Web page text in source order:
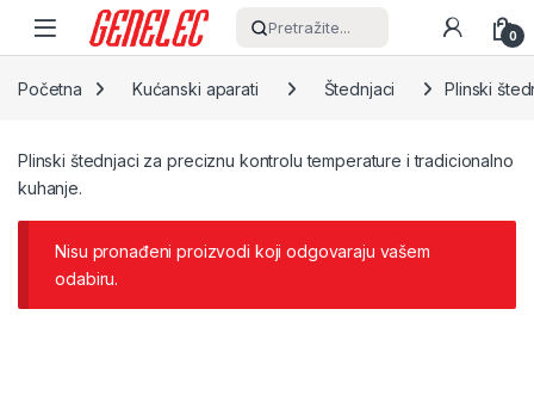
Skip to navigation
Skip to content
Pretražite... 0
Početna Kućanski aparati Štednjaci Plinski
Plinski štednjaci za preciznu kontrolu temperature i tradicionalno
kuhanje.
Nisu pronađeni proizvodi koji odgovaraju vašem
odabiru.